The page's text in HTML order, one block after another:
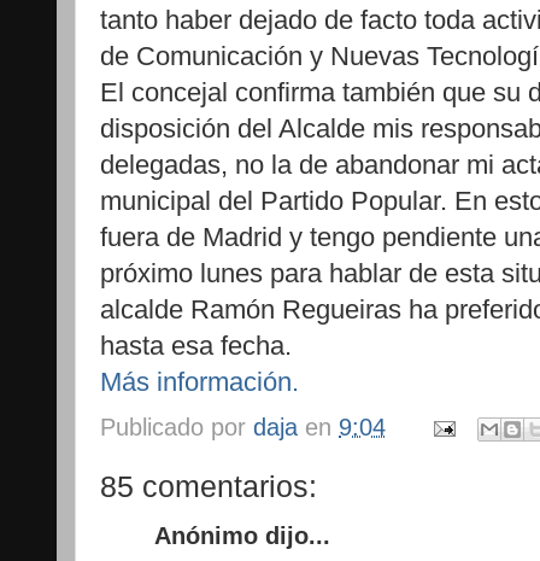
tanto haber dejado de facto toda
de Comunicación y Nuevas
El concejal confirma también que su
disposición del Alcalde mis
delegadas, no la de abandonar mi
municipal del Partido Popular. En
fuera de Madrid y tengo pendiente
próximo lunes para hablar de esta
alcalde Ramón Regueiras ha
hasta esa fecha.
Más información.
Publicado por daja en 9:04
85 comentarios:
Anónimo dijo...